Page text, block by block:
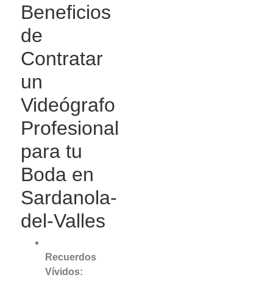
Beneficios
de
Contratar
un
Videógrafo
Profesional
para tu
Boda en
Sardanola-
del-Valles
Recuerdos
Vívidos: